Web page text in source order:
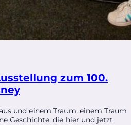
zum 100.
und einem Traum, einem Traum
Geschichte, die hier und jetzt